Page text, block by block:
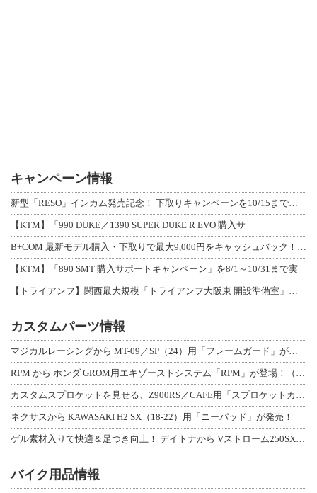
キャンペーン情報
新型「RESO」インカム発売記念！ 下取りキャンペーンを10/15まで延長して開
【KTM】「990 DUKE／1390 SUPER DUKE R EVO 購入サ
B+COM 最新モデル購入・下取りで最大9,000円をキャッシュバック！「B+F
【KTM】「890 SMT 購入サポートキャンペーン」を8/1～10/31まで実
【トライアンフ】関西最大規模「トライアンフ大阪東 開設準備室」がオープン！ 限定
カスタムパーツ情報
マジカルレーシングから MT-09／SP（24）用「フレームガード」が登場！
RPM から ホンダ GROM用エキゾーストシステム「RPM」が登場！（動画あり
カスタムスプロケットを見せる、Z900RS／CAFE用「スプロケットカバーフルキ
ネクサスから KAWASAKI H2 SX（18-22）用「ニーパッド」が発売！
ゲル素材入りで快適＆足つき向上！ デイトナから Vストローム250SX用「快適ロ
バイク用品情報